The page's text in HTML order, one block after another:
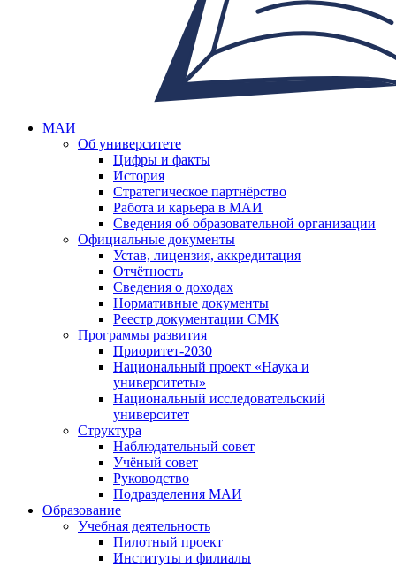
МАИ
Об университете
Цифры и факты
История
Стратегическое партнёрство
Работа и карьера в МАИ
Сведения об образовательной организации
Официальные документы
Устав, лицензия, аккредитация
Отчётность
Сведения о доходах
Нормативные документы
Реестр документации СМК
Программы развития
Приоритет-2030
Национальный проект «Наука и
университеты»
Национальный исследовательский
университет
Структура
Наблюдательный совет
Учёный совет
Руководство
Подразделения МАИ
Образование
Учебная деятельность
Пилотный проект
Институты и филиалы